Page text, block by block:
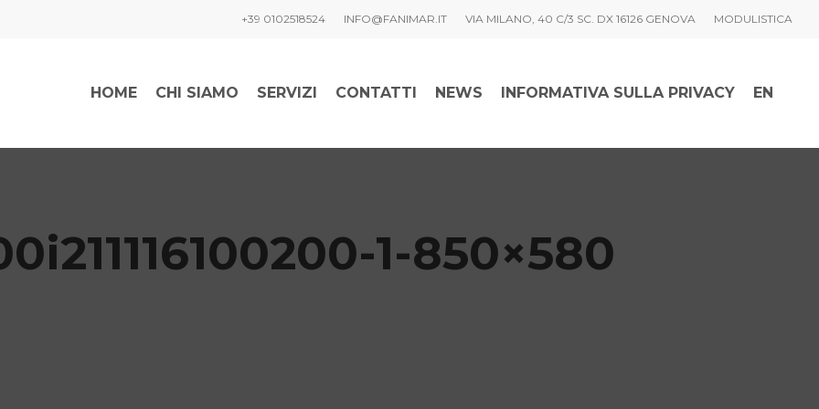
+39 0102518524 INFO@FANIMAR.IT VIA MILANO, 40 C/3 SC. DX 16126 GENOVA MODULISTICA
HOME CHI SIAMO SERVIZI CONTATTI NEWS INFORMATIVA SULLA PRIVACY EN
1-850×580